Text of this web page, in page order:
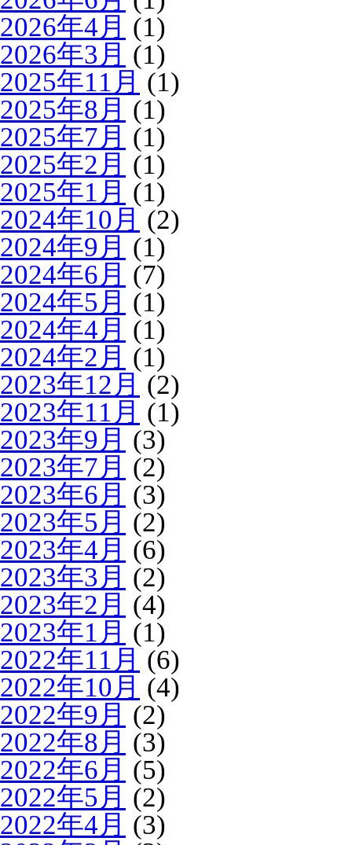
2026年4月 (1)
2026年3月 (1)
2025年11月 (1)
2025年8月 (1)
2025年7月 (1)
2025年2月 (1)
2025年1月 (1)
2024年10月 (2)
2024年9月 (1)
2024年6月 (7)
2024年5月 (1)
2024年4月 (1)
2024年2月 (1)
2023年12月 (2)
2023年11月 (1)
2023年9月 (3)
2023年7月 (2)
2023年6月 (3)
2023年5月 (2)
2023年4月 (6)
2023年3月 (2)
2023年2月 (4)
2023年1月 (1)
2022年11月 (6)
2022年10月 (4)
2022年9月 (2)
2022年8月 (3)
2022年6月 (5)
2022年5月 (2)
2022年4月 (3)